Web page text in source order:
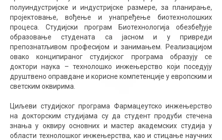
полуиндустријске и индустријске размере, за планирање,
пројектовање, вођење и унапређење биотехнолошких
процеса. Студијски програм Биотехнологија обезбеђује
образовање студената са јасном и у привреди
препознатљивом професијом и занимањем. Реализацијом
овако конципираног студијског програма образују се
доктори наука – технолошко инжењерство који поседују
друштвено оправдане и корисне компетенције у европским и
светским оквирима.
Циљеви студијског програма Фармацеутско инжењерство
на докторским студијама су да студент продуби стечена
знања у оквиру основних и мастер академских студија у
области технолошког инжењерства, као и стицање научних